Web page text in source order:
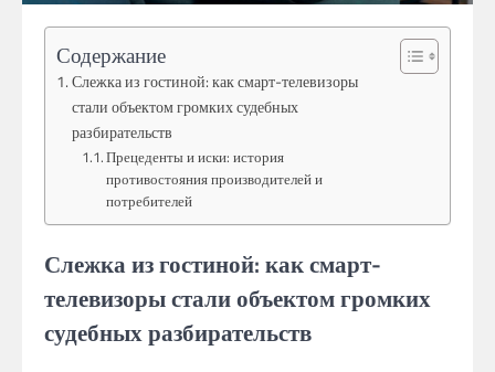
Содержание
Слежка из гостиной: как смарт-телевизоры
стали объектом громких судебных
разбирательств
Прецеденты и иски: история
противостояния производителей и
потребителей
Слежка из гостиной: как смарт-
телевизоры стали объектом громких
судебных разбирательств